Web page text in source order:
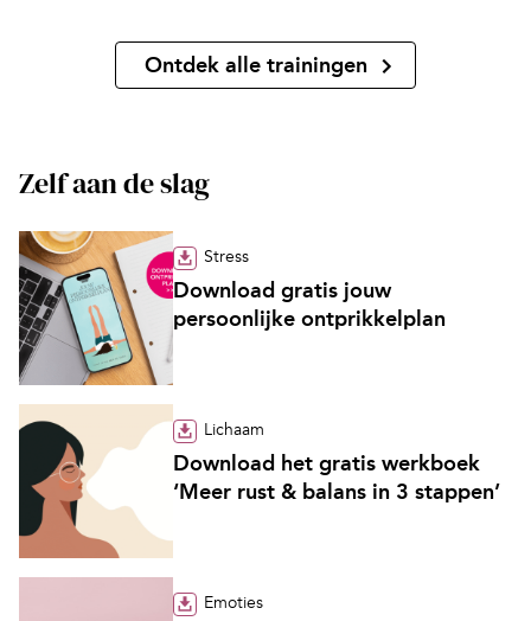
Ontdek alle trainingen
Zelf aan de slag
Stress
Download gratis jouw
persoonlijke ontprikkelplan
Lichaam
Download het gratis werkboek
‘Meer rust & balans in 3 stappen’
Emoties